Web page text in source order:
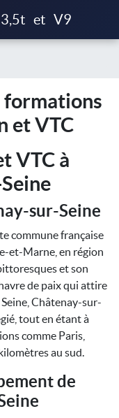
3,5t et V9
formations
et VTC
VTC à
sur-Seine
commune française
et-Marne, en région
et son
de paix qui attire
Châtenay-sur-
tout en étant à
comme Paris,
au sud.
de